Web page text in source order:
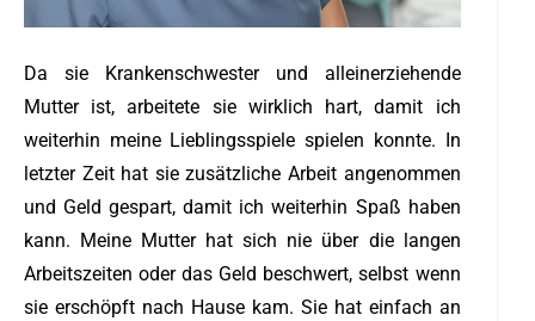
Da sie Krankenschwester und alleinerziehende
Mutter ist, arbeitete sie wirklich hart, damit ich
weiterhin meine Lieblingsspiele spielen konnte. In
letzter Zeit hat sie zusätzliche Arbeit angenommen
und Geld gespart, damit ich weiterhin Spaß haben
kann. Meine Mutter hat sich nie über die langen
Arbeitszeiten oder das Geld beschwert, selbst wenn
sie erschöpft nach Hause kam. Sie hat einfach an